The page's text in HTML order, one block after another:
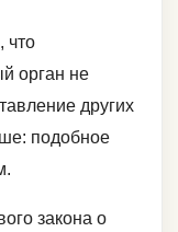
что
орган не
других
подобное
закона о